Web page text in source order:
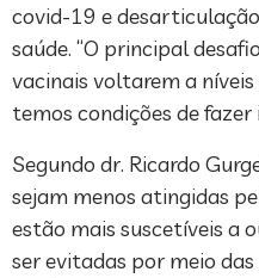
covid-19 e
saúde. “O principal
vacinais voltarem a níveis
temos condições de fazer
Segundo dr. Ricardo
sejam menos atingidas
estão mais suscetíveis a
ser evitadas por meio